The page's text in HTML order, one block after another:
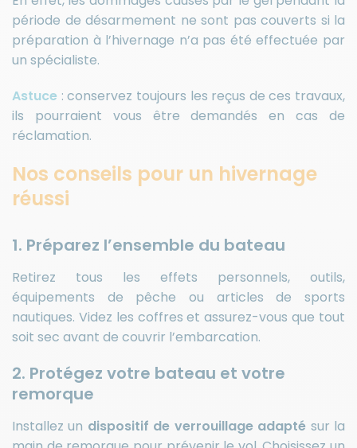
période de désarmement ne sont pas couverts si la
préparation à l’hivernage n’a pas été effectuée par
un spécialiste.
Astuce : conservez toujours les reçus de ces travaux,
ils pourraient vous être demandés en cas de
réclamation.
Nos conseils pour un hivernage
réussi
1. Préparez l’ensemble du bateau
Retirez tous les effets personnels, outils,
équipements de pêche ou articles de sports
nautiques. Videz les coffres et assurez-vous que tout
soit sec avant de couvrir l’embarcation.
2. Protégez votre bateau et votre
remorque
Installez un dispositif de verrouillage adapté sur la